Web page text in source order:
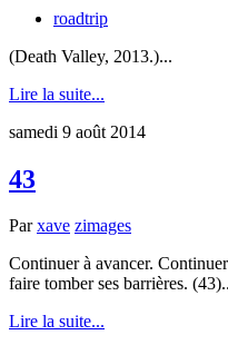
roadtrip
(Death Valley, 2013.)...
Lire la suite...
samedi 9 août 2014
43
Parxave zimages
Continuer à avancer.
faire tomber ses barrières.
Lire la suite...